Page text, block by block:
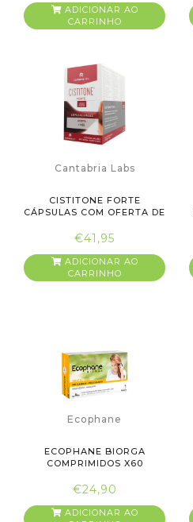
ADICIONAR AO
CARRINHO
Cantabria Labs
CISTITONE FORTE
CÁPSULAS COM OFERTA DE
€41,95
ADICIONAR AO
CARRINHO
Ecophane
ECOPHANE BIORGA
COMPRIMIDOS X60
€24,90
ADICIONAR AO